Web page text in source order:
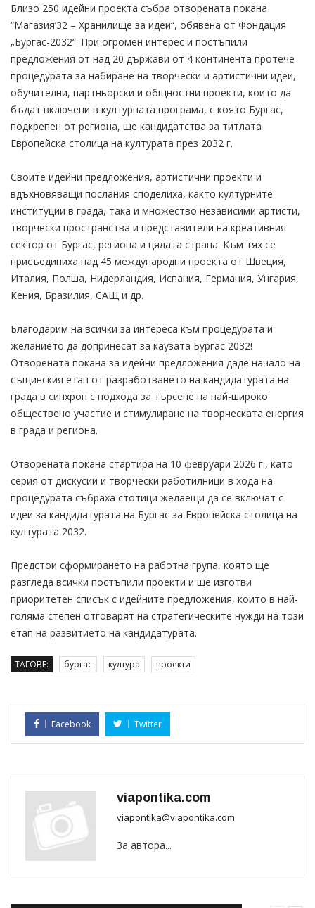
Близо 250 идейни проекта събра отворената покана
“Магазия’32 – Хранилище за идеи“, обявена от Фондация
„Бургас-2032“. При огромен интерес и постъпили
предложения от над 20 държави от 4 континента протече
процедурата за набиране на творчески и артистични идеи,
обучителни, партньорски и общностни проекти, които да
бъдат включени в културната програма, с която Бургас,
подкрепен от региона, ще кандидатства за титлата
Европейска столица на културата през 2032 г.
Своите идейни предложения, артистични проекти и
вдъхновяващи послания споделиха, както културните
институции в града, така и множество независими артисти,
творчески пространства и представители на креативния
сектор от Бургас, региона и цялата страна. Към тях се
присъединиха над 45 международни проекта от Швеция,
Италия, Полша, Нидерландия, Испания, Германия, Унгария,
Кения, Бразилия, САЩ и др.
Благодарим на всички за интереса към процедурата и
желанието да допринесат за каузата Бургас 2032!
Отворената покана за идейни предложения даде начало на
същинския етап от разработването на кандидатурата на
града в синхрон с подхода за търсене на най-широко
обществено участие и стимулиране на творческата енергия
в града и региона.
Отворената покана стартира на 10 февруари 2026 г., като
серия от дискусии и творчески работилници в хода на
процедурата събраха стотици желаещи да се включат с
идеи за кандидатурата на Бургас за Европейска столица на
културата 2032.
Предстои сформирането на работна група, която ще
разгледа всички постъпили проекти и ще изготви
приоритетен списък с идейните предложения, които в най-
голяма степен отговарят на стратегическите нужди на този
етап на развитието на кандидатурата.
ТАГОВЕ: бургас култура проекти
Facebook Twitter
viapontika.com
viapontika@viapontika.com
За автора...